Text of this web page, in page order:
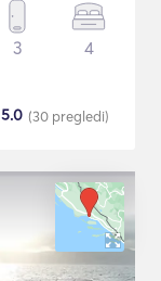
3 4
(30 pregledi)
5.0